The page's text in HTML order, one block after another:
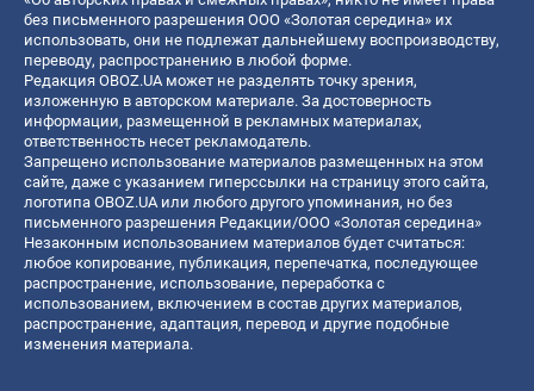
без письменного разрешения ООО «Золотая середина» их
использовать, они не подлежат дальнейшему воспроизводству,
переводу, распространению в любой форме.
Редакция OBOZ.UA может не разделять точку зрения,
изложенную в авторском материале. За достоверность
информации, размещенной в рекламных материалах,
ответственность несет рекламодатель.
Запрещено использование материалов размещенных на этом
сайте, даже с указанием гиперссылки на страницу этого сайта,
логотипа OBOZ.UA или любого другого упоминания, но без
письменного разрешения Редакции/ООО «Золотая середина»
Незаконным использованием материалов будет считаться:
любое копирование, публикация, перепечатка, последующее
распространение, использование, переработка с
использованием, включением в состав других материалов,
распространение, адаптация, перевод и другие подобные
изменения материала.